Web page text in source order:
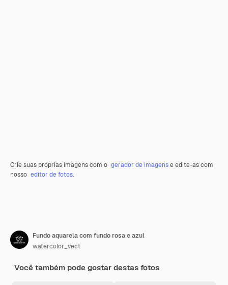
Crie suas próprias imagens com o gerador de imagense edite-as com
nosso editor de fotos.
Fundo aquarela com fundo rosa e azul
watercolor_vect
Você também pode gostar destas fotos